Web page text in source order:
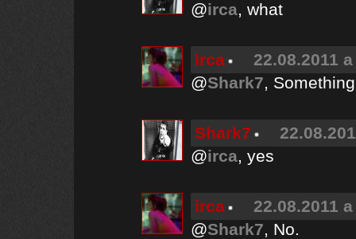
@irca, what
irca
22.08.2011
@Shark7,
Shark7
@irca, yes
irca
22.08.2011
@Shark7, No.